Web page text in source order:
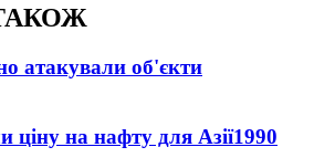
атакували об'єкти
ціну на нафту для Азії1990